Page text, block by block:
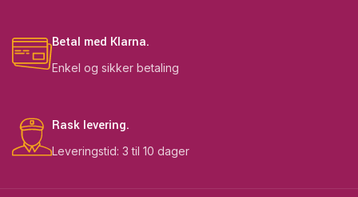
Betal med Klarna.
Enkel og sikker betaling
Rask levering.
Leveringstid: 3 til 10 dager